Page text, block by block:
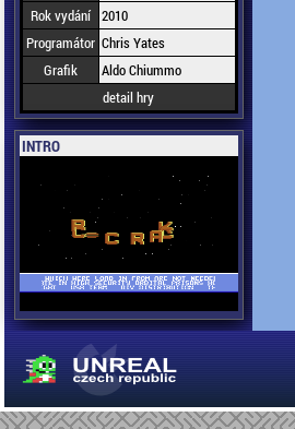
Rok vydání 2010
Programátor Chris Yates
Grafik
Aldo Chiummo
detail hry
INTRO